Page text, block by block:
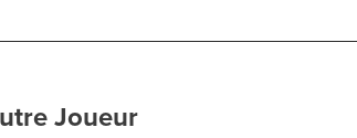
Joueur